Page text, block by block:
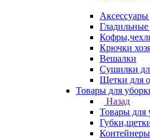
Аксессуары
Крючки
Вешалки
Сушилки
Щетки для
Товары для
Назад
Товары для